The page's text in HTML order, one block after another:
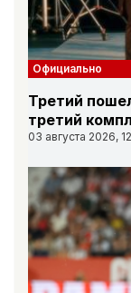
Официально
Третий
третий
03 августа 2026,